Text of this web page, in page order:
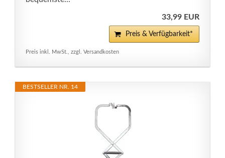
33,99 EUR
Preis & Verfügbarkeit*
Preis inkl. MwSt., zzgl. Versandkosten
BESTSELLER NR. 14